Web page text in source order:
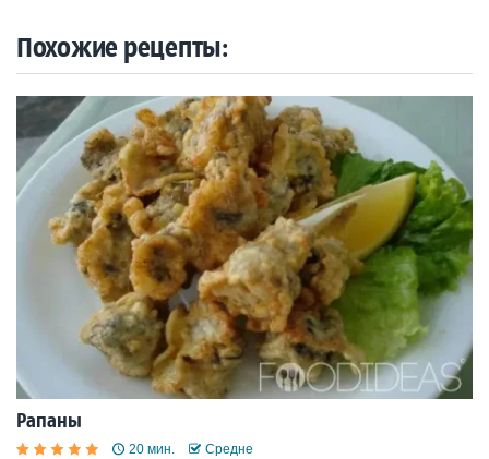
Похожие рецепты:
Рапаны
20 мин. Средне